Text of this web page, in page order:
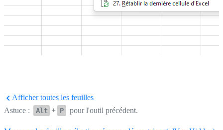
Afficher toutes les feuilles
Astuce :
Alt + P pour l'outil précédent.